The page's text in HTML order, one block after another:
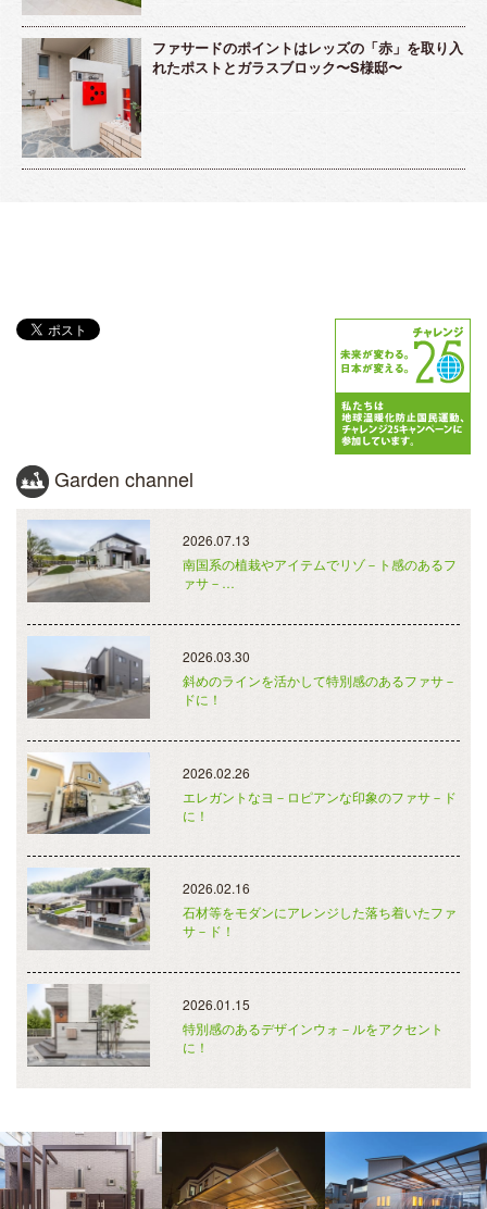
ファサードのポイントはレッズの「赤」を取り入
れたポストとガラスブロック〜S様邸〜
Garden channel
2026.07.13
南国系の植栽やアイテムでリゾ－ト感のあるフ
ァサ－…
2026.03.30
斜めのラインを活かして特別感のあるファサ－
ドに！
2026.02.26
エレガントなヨ－ロピアンな印象のファサ－ド
に！
2026.02.16
石材等をモダンにアレンジした落ち着いたファ
サ－ド！
2026.01.15
特別感のあるデザインウォ－ルをアクセント
に！